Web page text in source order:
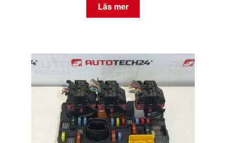
Läs mer